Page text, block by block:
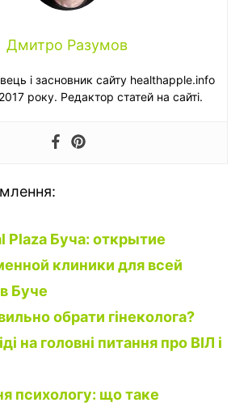
Дмитро Разумов
і засновник сайту healthapple.info
року. Редактор статей на сайті.
Plaza Буча: открытие
клиники для всей
Буче
обрати гінеколога?
на головні питання про ВІЛ і
психологу: що таке